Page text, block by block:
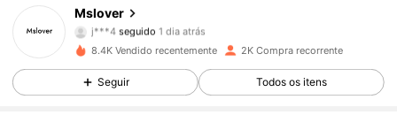
Mslover
4,89 2.3K Seguidores
4,89 2.3K Seguidores
8.4K Vendido recentemente 2K Compra recorrente
Seguir Todos os itens